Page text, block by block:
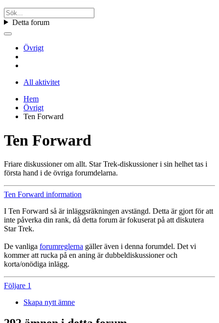
Detta forum
Övrigt
All aktivitet
Hem
Övrigt
Ten Forward
Ten Forward
Friare diskussioner om allt. Star Trek-diskussioner i sin helhet tas i
första hand i de övriga forumdelarna.
Ten Forward information
I Ten Forward så är inläggsräkningen avstängd. Detta är gjort för att
inte påverka din rank, då detta forum är fokuserat på att diskutera
Star Trek.
De vanliga forumreglerna gäller även i denna forumdel. Det vi
kommer att rucka på en aning är dubbeldiskussioner och
korta/onödiga inlägg.
Följare 1
Skapa nytt ämne